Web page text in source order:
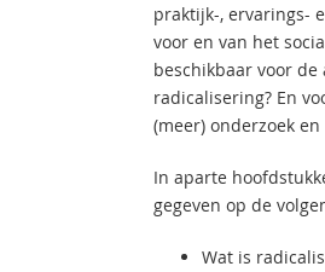
praktijk-, ervarings-
voor en van het
beschikbaar voor
radicalisering? En
(meer) onderzoek
In aparte
gegeven op de
Wat is